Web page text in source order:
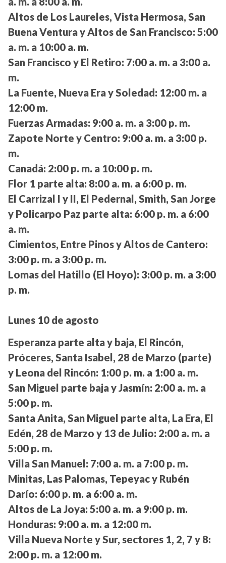
Altos de Los Laureles, Vista Hermosa, San
Buena Ventura y Altos de San Francisco: 5:00
a. m. a 10:00 a. m.
San Francisco y El Retiro: 7:00 a. m. a 3:00 a.
m.
La Fuente, Nueva Era y Soledad: 12:00 m. a
12:00 m.
Fuerzas Armadas: 9:00 a. m. a 3:00 p. m.
Zapote Norte y Centro: 9:00 a. m. a 3:00 p.
m.
Canadá: 2:00 p. m. a 10:00 p. m.
Flor 1 parte alta: 8:00 a. m. a 6:00 p. m.
El Carrizal I y II, El Pedernal, Smith, San Jorge
y Policarpo Paz parte alta: 6:00 p. m. a 6:00
a. m.
Cimientos, Entre Pinos y Altos de Cantero:
3:00 p. m. a 3:00 p. m.
Lomas del Hatillo (El Hoyo): 3:00 p. m. a 3:00
p. m.
Lunes 10 de agosto
Esperanza parte alta y baja, El Rincón,
Próceres, Santa Isabel, 28 de Marzo (parte)
y Leona del Rincón: 1:00 p. m. a 1:00 a. m.
San Miguel parte baja y Jasmín: 2:00 a. m. a
5:00 p. m.
Santa Anita, San Miguel parte alta, La Era, El
Edén, 28 de Marzo y 13 de Julio: 2:00 a. m. a
5:00 p. m.
Villa San Manuel: 7:00 a. m. a 7:00 p. m.
Minitas, Las Palomas, Tepeyac y Rubén
Darío: 6:00 p. m. a 6:00 a. m.
Altos de La Joya: 5:00 a. m. a 9:00 p. m.
Honduras: 9:00 a. m. a 12:00 m.
Villa Nueva Norte y Sur, sectores 1, 2, 7 y 8:
2:00 p. m. a 12:00 m.